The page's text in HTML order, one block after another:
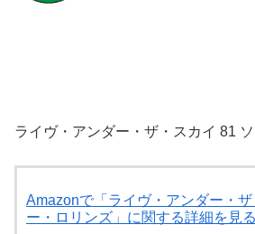
ライヴ・アンダー・ザ・スカイ 81
Amazonで「ライヴ・アンダー・
ー・ロリンズ」に関する詳細を見る